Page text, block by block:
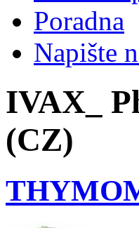
Poradna
Napište
IVAX_
(CZ)